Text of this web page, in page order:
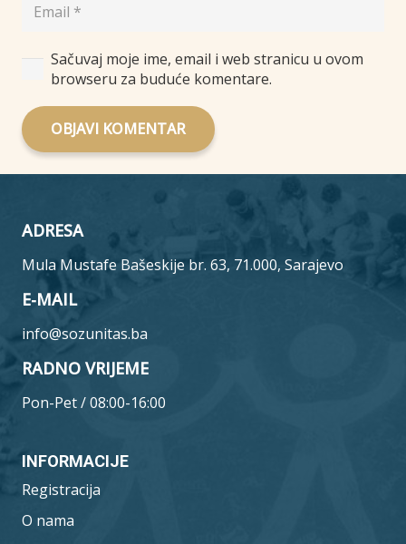
Sačuvaj moje ime, email i web stranicu u ovom
browseru za buduće komentare.
OBJAVI KOMENTAR
ADRESA
Mula Mustafe Bašeskije br. 63, 71.000, Sarajevo
E-MAIL
info@sozunitas.ba
RADNO VRIJEME
Pon-Pet / 08:00-16:00
INFORMACIJE
Registracija
O nama